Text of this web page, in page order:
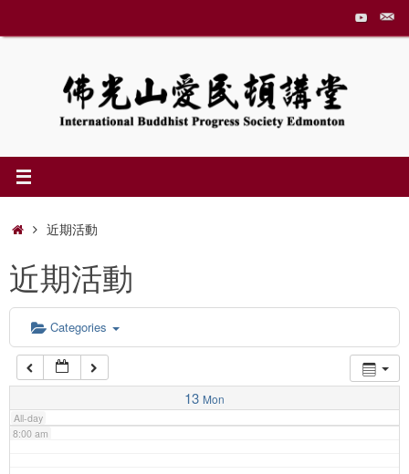
to
Home近期活動
近期活動
Categories
13 Mon
All-day
3:00 am
5:00 am
6:00 am
7:00 am
8:00 am